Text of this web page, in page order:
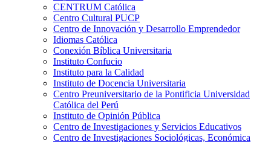
CENTRUM Católica
Centro Cultural PUCP
Centro de Innovación y Desarrollo Emprendedor
Idiomas Católica
Conexión Bíblica Universitaria
Instituto Confucio
Instituto para la Calidad
Instituto de Docencia Universitaria
Centro Preuniversitario de la Pontificia Universidad
Católica del Perú
Instituto de Opinión Pública
Centro de Investigaciones y Servicios Educativos
Centro de Investigaciones Sociológicas, Económica